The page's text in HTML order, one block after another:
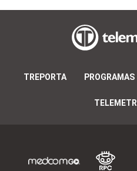
TREPORTA PROGRAMAS